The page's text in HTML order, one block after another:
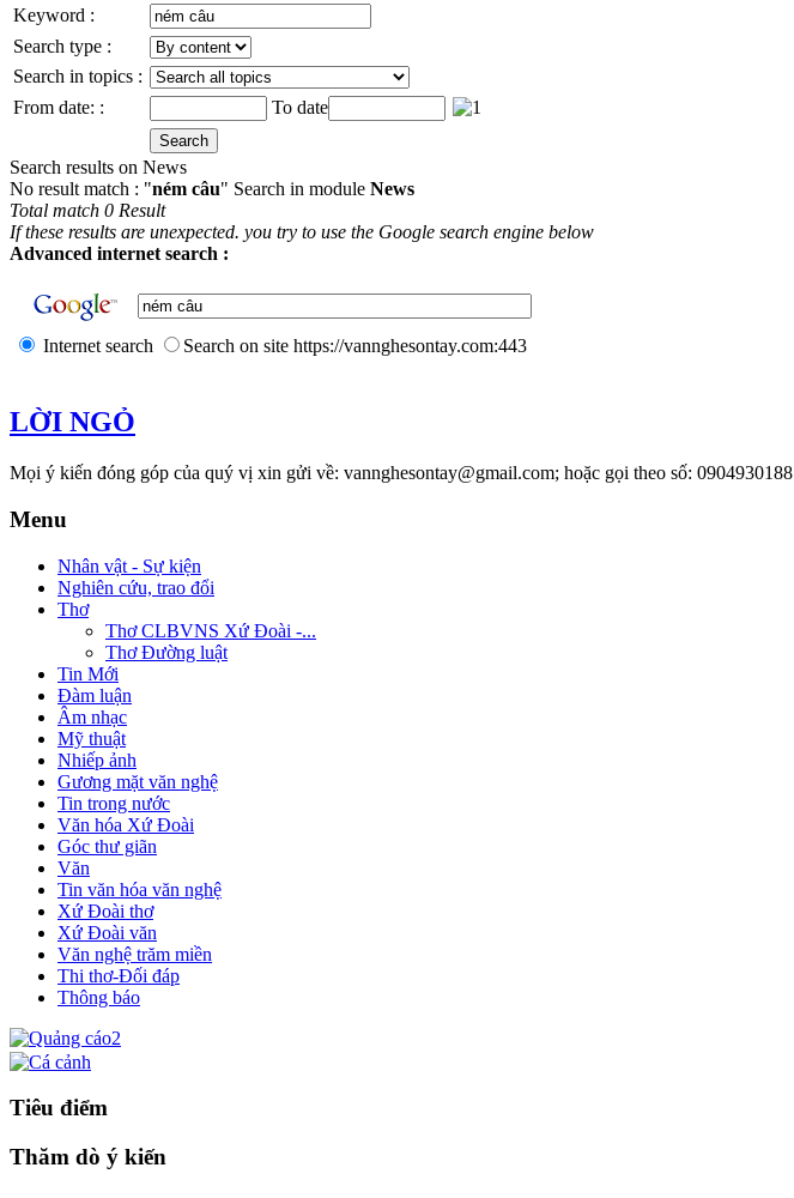
Keyword :
Search type :
Search in topics :
From date: :
To date
Search results on News
No result match : "ném câu" Search in module News
Total match 0 Result
If these results are unexpected. you try to use the Google search engine below
Advanced internet search :
Internet search Search on site https://vannghesontay.com:443
LỜI NGỎ
Mọi ý kiến đóng góp của quý vị xin gửi về: vannghesontay@gmail.com; hoặc gọi theo số: 0904930188
Menu
Nhân vật - Sự kiện
Nghiên cứu, trao đổi
Thơ
Thơ CLBVNS Xứ Đoài -...
Thơ Đường luật
Tin Mới
Đàm luận
Âm nhạc
Mỹ thuật
Nhiếp ảnh
Gương mặt văn nghệ
Tin trong nước
Văn hóa Xứ Đoài
Góc thư giãn
Văn
Tin văn hóa văn nghệ
Xứ Đoài thơ
Xứ Đoài văn
Văn nghệ trăm miền
Thi thơ-Đối đáp
Thông báo
Tiêu điểm
Thăm dò ý kiến